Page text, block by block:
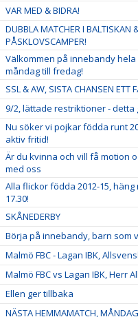
VAR MED & BIDRA!
DUBBLA MATCHER I BALTISKAN
PÅSKLOVSCAMPER!
Välkommen på innebandy
måndag till fredag!
SSL & AW, SISTA CHANSEN ETT
9/2, lättade restriktioner - detta
Nu söker vi pojkar födda runt
aktiv fritid!
Är du kvinna och vill få motion
med oss
Alla flickor födda 2012-15,
17.30!
SKÅNEDERBY
Börja på innebandy, barn som
Malmö FBC - Lagan IBK,
Malmö FBC vs Lagan IBK, Herr
Ellen ger tillbaka
NÄSTA HEMMAMATCH,